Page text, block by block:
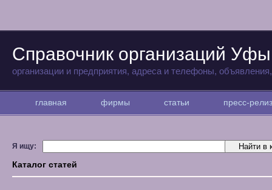
Справочник организаций Уфы
организации и предприятия, адреса и телефоны,
главная фирмы статьи пресс-
Я ищу:
Каталог статей